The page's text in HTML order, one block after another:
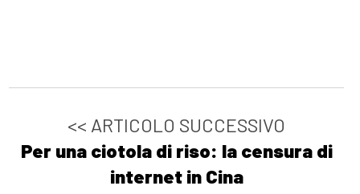
<< ARTICOLO SUCCESSIVO
Per una ciotola di riso: la censura di
internet in Cina